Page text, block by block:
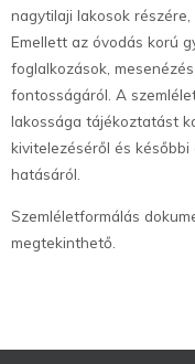
nagytilaji lakosok
Emellett az óvodás korú
foglalkozások,
fontosságáról. A
lakossága tájékoztatást
kivitelezéséről és
hatásáról.
Szemléletformálás
megtekinthető.